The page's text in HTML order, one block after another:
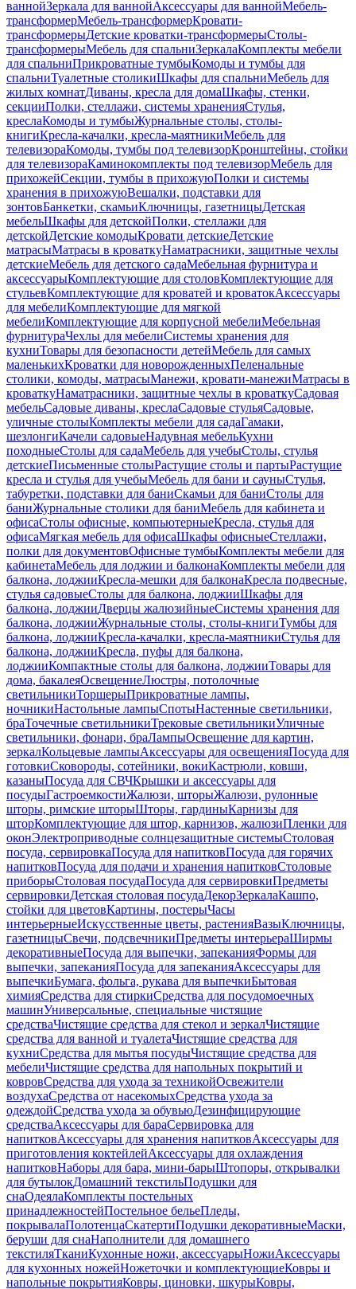
ваннойЗеркала для ваннойАксессуары для ваннойМебель-
трансформерМебель-трансформерКровати-
трансформерыДетские кроватки-трансформерыСтолы-
трансформерыМебель для спальниЗеркалаКомплекты мебели
для спальниПрикроватные тумбыКомоды и тумбы для
спальниТуалетные столикиШкафы для спальниМебель для
жилых комнатДиваны, кресла для домаШкафы, стенки,
секцииПолки, стеллажи, системы храненияСтулья,
креслаКомоды и тумбыЖурнальные столы, столы-
книгиКресла-качалки, кресла-маятникиМебель для
телевизораКомоды, тумбы под телевизорКронштейны, стойки
для телевизораКаминокомплекты под телевизорМебель для
прихожейСекции, тумбы в прихожуюПолки и системы
хранения в прихожуюВешалки, подставки для
зонтовБанкетки, скамьиКлючницы, газетницыДетская
мебельШкафы для детскойПолки, стеллажи для
детскойДетские комодыКровати детскиеДетские
матрасыМатрасы в кроваткуНаматрасники, защитные чехлы
детскиеМебель для детского садаМебельная фурнитура и
аксессуарыКомплектующие для столовКомплектующие для
стульевКомплектующие для кроватей и кроватокАксессуары
для мебелиКомплектующие для мягкой
мебелиКомплектующие для корпусной мебелиМебельная
фурнитураЧехлы для мебелиСистемы хранения для
кухниТовары для безопасности детейМебель для самых
маленькихКроватки для новорожденныхПеленальные
столики, комоды, матрасыМанежи, кровати-манежиМатрасы в
кроваткуНаматрасники, защитные чехлы в кроваткуСадовая
мебельСадовые диваны, креслаСадовые стульяСадовые,
уличные столыКомплекты мебели для садаГамаки,
шезлонгиКачели садовыеНадувная мебельКухни
походныеСтолы для садаМебель для учебыСтолы, стулья
детскиеПисьменные столыРастущие столы и партыРастущие
кресла и стулья для учебыМебель для бани и сауныСтулья,
табуретки, подставки для баниСкамьи для баниСтолы для
баниЖурнальные столики для баниМебель для кабинета и
офисаСтолы офисные, компьютерныеКресла, стулья для
офисаМягкая мебель для офисаШкафы офисныеСтеллажи,
полки для документовОфисные тумбыКомплекты мебели для
кабинетаМебель для лоджии и балконаКомплекты мебели для
балкона, лоджииКресла-мешки для балконаКресла подвесные,
стулья садовыеСтолы для балкона, лоджииШкафы для
балкона, лоджииДверцы жалюзийныеСистемы хранения для
балкона, лоджииЖурнальные столы, столы-книгиТумбы для
балкона, лоджииКресла-качалки, кресла-маятникиСтулья для
балкона, лоджииКресла, пуфы для балкона,
лоджииКомпактные столы для балкона, лоджииТовары для
дома, бакалеяОсвещениеЛюстры, потолочные
светильникиТоршерыПрикроватные лампы,
ночникиНастольные лампыСпотыНастенные светильники,
браТочечные светильникиТрековые светильникиУличные
светильники, фонари, браЛампыОсвещение для картин,
зеркалКольцевые лампыАксессуары для освещенияПосуда для
готовкиСковороды, сотейники, вокиКастрюли, ковши,
казаныПосуда для СВЧКрышки и аксессуары для
посудыГастроемкостиЖалюзи, шторыЖалюзи, рулонные
шторы, римские шторыШторы, гардиныКарнизы для
шторКомплектующие для штор, карнизов, жалюзиПленки для
оконЭлектроприводные солнцезащитные системыСтоловая
посуда, сервировкаПосуда для напитковПосуда для горячих
напитковПосуда для подачи и хранения напитковСтоловые
приборыСтоловая посудаПосуда для сервировкиПредметы
сервировкиДетская столовая посудаДекорЗеркалаКашпо,
стойки для цветовКартины, постерыЧасы
интерьерныеИскусственные цветы, растенияВазыКлючницы,
газетницыСвечи, подсвечникиПредметы интерьераШирмы
декоративныеПосуда для выпечки, запеканияФормы для
выпечки, запеканияПосуда для запеканияАксессуары для
выпечкиБумага, фольга, рукава для выпечкиБытовая
химияСредства для стиркиСредства для посудомоечных
машинУниверсальные, специальные чистящие
средстваЧистящие средства для стекол и зеркалЧистящие
средства для ванной и туалетаЧистящие средства для
кухниСредства для мытья посудыЧистящие средства для
мебелиЧистящие средства для напольных покрытий и
ковровСредства для ухода за техникойОсвежители
воздухаСредства от насекомыхСредства ухода за
одеждойСредства ухода за обувьюДезинфицирующие
средстваАксессуары для бараСервировка для
напитковАксессуары для хранения напитковАксессуары для
приготовления коктейлейАксессуары для охлаждения
напитковНаборы для бара, мини-барыШтопоры, открывалки
для бутылокДомашний текстильПодушки для
снаОдеялаКомплекты постельных
принадлежностейПостельное бельеПледы,
покрывалаПолотенцаСкатертиПодушки декоративныеМаски,
беруши для снаНаполнители для домашнего
текстиляТканиКухонные ножи, аксессуарыНожиАксессуары
для кухонных ножейНожеточки и комплектующиеКовры и
напольные покрытияКовры, циновки, шкурыКовры,